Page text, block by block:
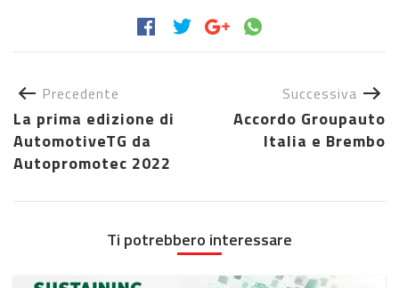
Precedente
La prima edizione di
AutomotiveTG da
Autopromotec 2022
Successiva
Accordo Groupauto
Italia e Brembo
Ti potrebbero interessare